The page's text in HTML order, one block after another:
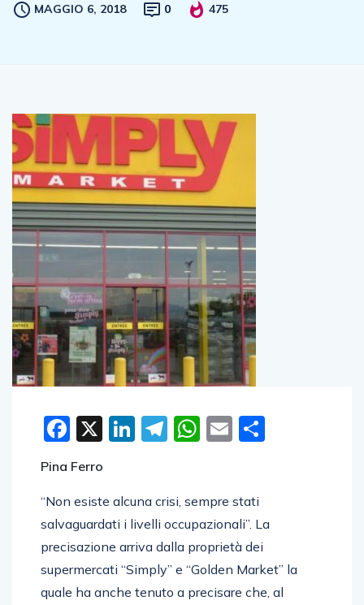
MAGGIO 6, 2018 0 475
Facebook
X LinkedIn
Telegram
WhatsApp
Email
Pina Ferro
“Non esiste alcuna crisi, sempre stati
salvaguardati i livelli occupazionali”. La
precisazione arriva dalla proprietà dei
supermercati “Simply” e “Golden Market” la
quale ha anche tenuto a precisare che, al